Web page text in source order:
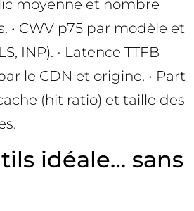
moyenne et nombre
• CWV p75 par modèle et
INP). • Latence TTFB
le CDN et origine. • Part
(hit ratio) et taille des
idéale… sans